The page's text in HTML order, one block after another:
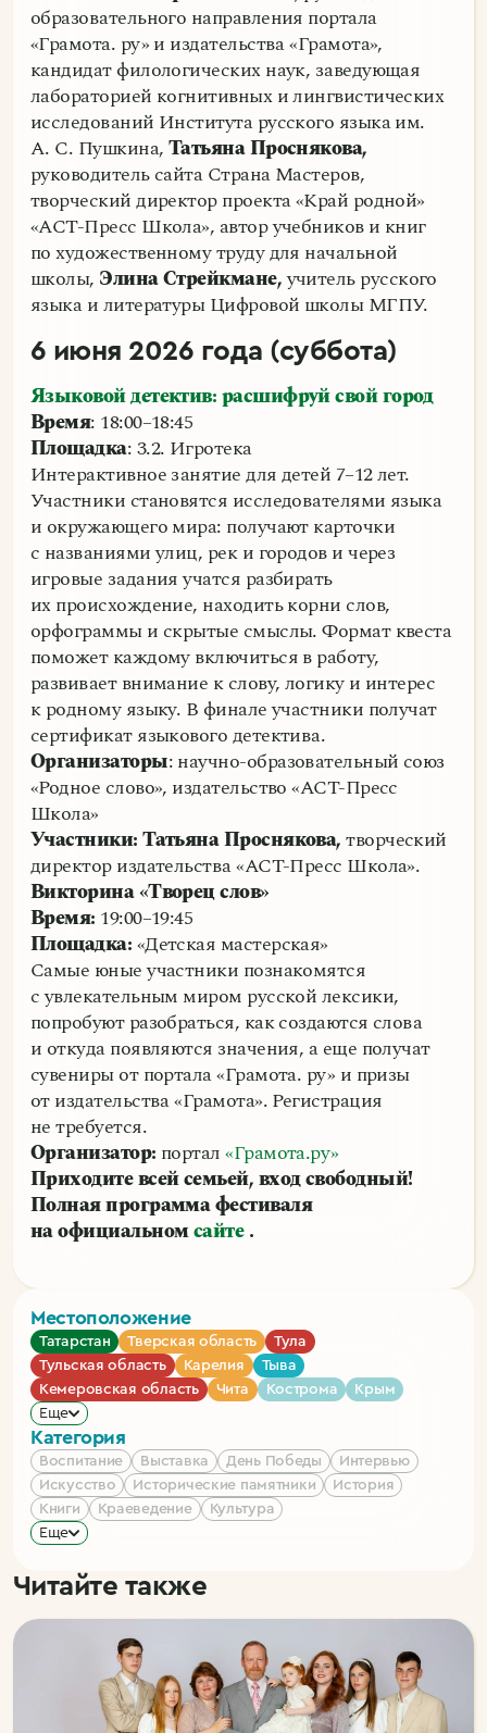
образовательного направления портала
«Грамота. ру» и издательства «Грамота»,
кандидат филологических наук, заведующая
лабораторией когнитивных и лингвистических
исследований Института русского языка им.
А. С. Пушкина,Татьяна Проснякова,
руководитель сайта Страна Мастеров,
творческий директор проекта «Край родной»
«АСТ-Пресс Школа», автор учебников и книг
по художественному труду для начальной
школы, Элина Стрейкмане,учитель русского
языка и литературы Цифровой школы МГПУ.
6 июня 2026 года (суббота)
Языковой детектив: расшифруй свой город
Время: 18:00–18:45
Площадка: 3.2. Игротека
Интерактивное занятие для детей 7–12 лет.
Участники становятся исследователями языка
и окружающего мира: получают карточки
с названиями улиц, рек и городов и через
игровые задания учатся разбирать
их происхождение, находить корни слов,
орфограммы и скрытые смыслы. Формат квеста
поможет каждому включиться в работу,
развивает внимание к слову, логику и интерес
к родному языку. В финале участники получат
сертификат языкового детектива.
Организаторы: научно-образовательный союз
«Родное слово», издательство «АСТ-Пресс
Школа»
Участники: Татьяна Проснякова,творческий
директор издательства «АСТ-Пресс Школа».
Викторина «Творец слов»
Время: 19:00–19:45
Площадка:«Детская мастерская»
Самые юные участники познакомятся
с увлекательным миром русской лексики,
попробуют разобраться, как создаются слова
и откуда появляются значения, а еще получат
сувениры от портала «Грамота. ру» и призы
от издательства «Грамота». Регистрация
не требуется.
Организатор: портал«Грамота.ру»
Приходите всей семьей, вход свободный!
Полная программа фестиваля
на официальномсайте.
Местоположение
Татарстан Тверская область
Тула
Тульская область
Карелия
Тыва
Кемеровская область
Чита Кострома
Крым
Еще
Категория
Воспитание Выставка День Победы
Интервью
Искусство
Исторические памятники
История
Книги
Краеведение
Культура
Еще
Читайте также